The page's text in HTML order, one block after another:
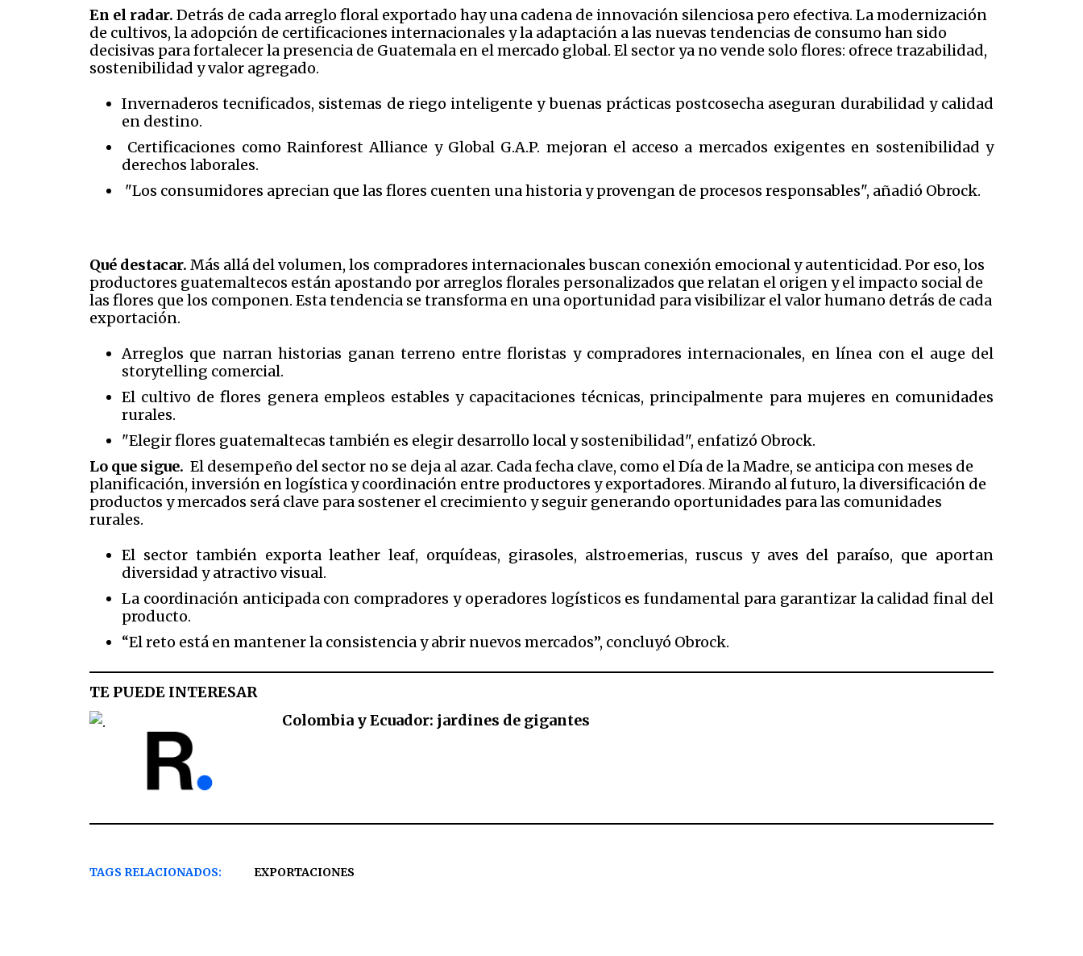
En el radar. Detrás de cada arreglo floral exportado hay una cadena de innovación silenciosa pero efectiva. La modernización
de cultivos, la adopción de certificaciones internacionales y la adaptación a las nuevas tendencias de consumo han sido
decisivas para fortalecer la presencia de Guatemala en el mercado global. El sector ya no vende solo flores: ofrece trazabilidad,
sostenibilidad y valor agregado.
Invernaderos tecnificados, sistemas de riego inteligente y buenas prácticas postcosecha aseguran durabilidad y calidad
en destino.
Certificaciones como Rainforest Alliance y Global G.A.P. mejoran el acceso a mercados exigentes en sostenibilidad y
derechos laborales.
"Los consumidores aprecian que las flores cuenten una historia y provengan de procesos responsables", añadió Obrock.
Qué destacar. Más allá del volumen, los compradores internacionales buscan conexión emocional y autenticidad. Por eso, los
productores guatemaltecos están apostando por arreglos florales personalizados que relatan el origen y el impacto social de
las flores que los componen. Esta tendencia se transforma en una oportunidad para visibilizar el valor humano detrás de cada
exportación.
Arreglos que narran historias ganan terreno entre floristas y compradores internacionales, en línea con el auge del
storytelling comercial.
El cultivo de flores genera empleos estables y capacitaciones técnicas, principalmente para mujeres en comunidades
rurales.
"Elegir flores guatemaltecas también es elegir desarrollo local y sostenibilidad", enfatizó Obrock.
Lo que sigue. El desempeño del sector no se deja al azar. Cada fecha clave, como el Día de la Madre, se anticipa con meses de
planificación, inversión en logística y coordinación entre productores y exportadores. Mirando al futuro, la diversificación de
productos y mercados será clave para sostener el crecimiento y seguir generando oportunidades para las comunidades
rurales.
El sector también exporta leather leaf, orquídeas, girasoles, alstroemerias, ruscus y aves del paraíso, que aportan
diversidad y atractivo visual.
La coordinación anticipada con compradores y operadores logísticos es fundamental para garantizar la calidad final del
producto.
“El reto está en mantener la consistencia y abrir nuevos mercados”, concluyó Obrock.
TE PUEDE INTERESAR
Colombia y Ecuador: jardines de gigantes
TAGS RELACIONADOS: EXPORTACIONES